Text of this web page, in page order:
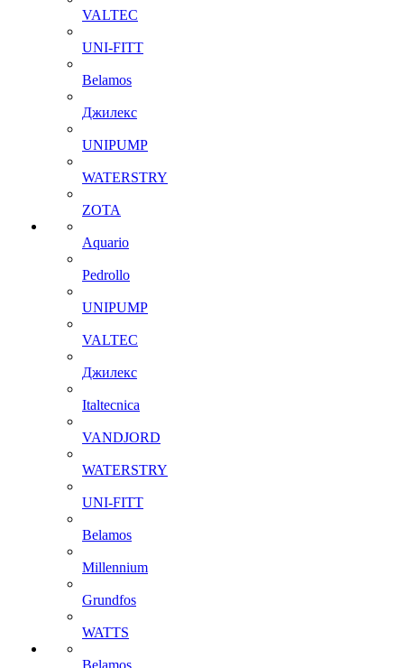
VALTEC
UNI-FITT
Belamos
Джилекс
UNIPUMP
WATERSTRY
ZOTA
Aquario
Pedrollo
UNIPUMP
VALTEC
Джилекс
Italtecnica
VANDJORD
WATERSTRY
UNI-FITT
Belamos
Millennium
Grundfos
WATTS
Belamos